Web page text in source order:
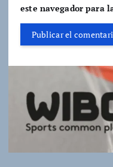
este navegador para